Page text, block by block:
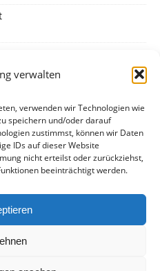
verwalten
verwenden wir Technologien wie
speichern und/oder darauf
zustimmst, können wir Daten
IDs auf dieser Website
nicht erteilst oder zurückziehst,
beeinträchtigt werden.